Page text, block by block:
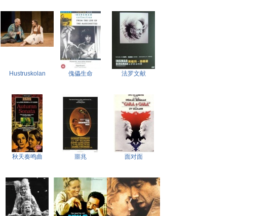
Hustruskolan 傀儡生命 法罗文献
秋天奏鸣曲 噩兆 面对面